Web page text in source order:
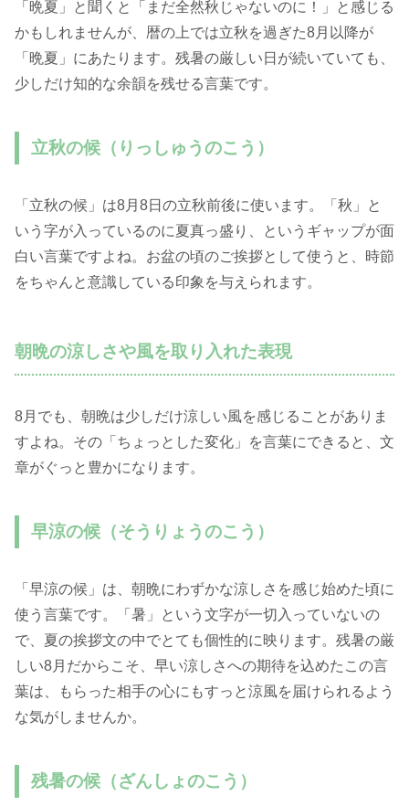
「晩夏」と聞くと「まだ全然秋じゃないのに！」と感じる
かもしれませんが、暦の上では立秋を過ぎた8月以降が
「晩夏」にあたります。残暑の厳しい日が続いていても、
少しだけ知的な余韻を残せる言葉です。
立秋の候（りっしゅうのこう）
「立秋の候」は8月8日の立秋前後に使います。「秋」と
いう字が入っているのに夏真っ盛り、というギャップが面
白い言葉ですよね。お盆の頃のご挨拶として使うと、時節
をちゃんと意識している印象を与えられます。
朝晩の涼しさや風を取り入れた表現
8月でも、朝晩は少しだけ涼しい風を感じることがありま
すよね。その「ちょっとした変化」を言葉にできると、文
章がぐっと豊かになります。
早涼の候（そうりょうのこう）
「早涼の候」は、朝晩にわずかな涼しさを感じ始めた頃に
使う言葉です。「暑」という文字が一切入っていないの
で、夏の挨拶文の中でとても個性的に映ります。残暑の厳
しい8月だからこそ、早い涼しさへの期待を込めたこの言
葉は、もらった相手の心にもすっと涼風を届けられるよう
な気がしませんか。
残暑の候（ざんしょのこう）